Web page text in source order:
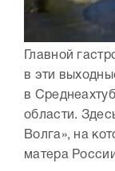
Главной
в эти
в
области.
Волга», на
матера